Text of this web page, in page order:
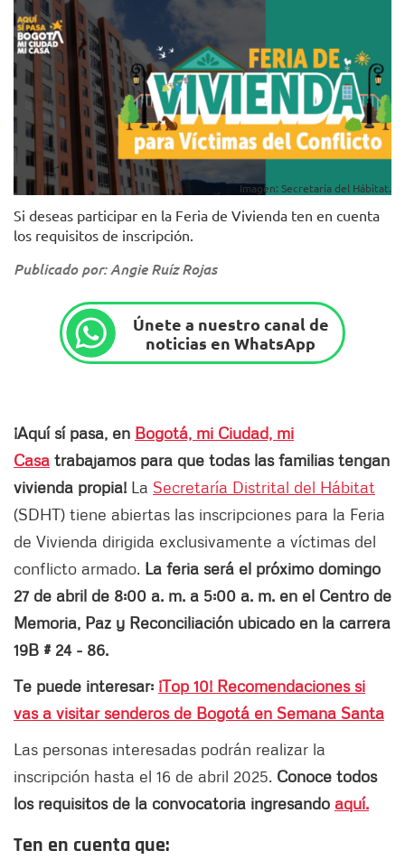
Imagen: Secretaría del Hábitat.
Si deseas participar en la Feria de Vivienda ten en cuenta
los requisitos de inscripción.
Publicado por: Angie Ruíz Rojas
Únete a nuestro canal de
noticias en WhatsApp
¡Aquí sí pasa, en Bogotá, mi Ciudad, mi
Casa trabajamos para que todas las familias tengan
vivienda propia! La Secretaría Distrital del Hábitat
(SDHT) tiene abiertas las inscripciones para la Feria
de Vivienda dirigida exclusivamente a víctimas del
conflicto armado. La feria será el próximo domingo
27 de abril de 8:00 a. m. a 5:00 a. m. en el Centro de
Memoria, Paz y Reconciliación ubicado en la carrera
19B # 24 - 86.
Te puede interesar: ¡Top 10! Recomendaciones si
vas a visitar senderos de Bogotá en Semana Santa
Las personas interesadas podrán realizar la
inscripción hasta el 16 de abril 2025. Conoce todos
los requisitos de la convocatoria ingresando aquí.
Ten en cuenta que: